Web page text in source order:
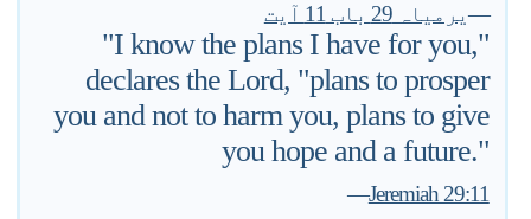
—یرمیاہ 29 باب 11 آیت
"I know the plans I have for you,"
declares the Lord, "plans to prosper
you and not to harm you, plans to give
you hope and a future."
—Jeremiah 29:11